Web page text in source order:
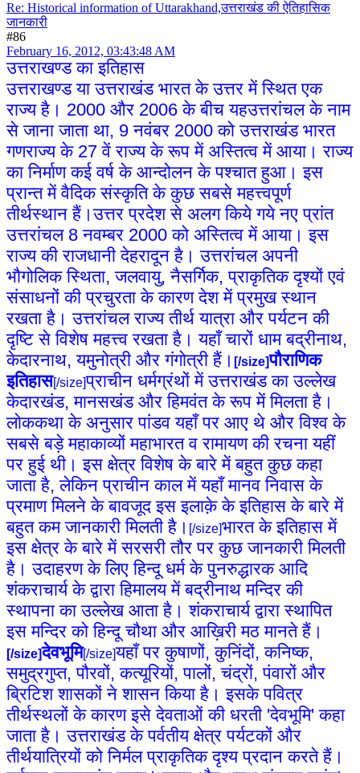
Re: Historical information of Uttarakhand,उत्तराखंड की ऐतिहासिक
जानकारी
#86
February 16, 2012, 03:43:48 AM
उत्तराखण्ड का इतिहास
उत्तराखण्ड या उत्तराखंड भारत के उत्तर में स्थित एक
राज्य है। 2000 और 2006 के बीच यहउत्तरांचल के नाम
से जाना जाता था, 9 नवंबर 2000 को उत्तराखंड भारत
गणराज्य के 27 वें राज्य के रूप में अस्तित्व में आया। राज्य
का निर्माण कई वर्ष के आन्दोलन के पश्चात हुआ। इस
प्रान्त में वैदिक संस्कृति के कुछ सबसे महत्त्वपूर्ण
तीर्थस्थान हैं।उत्तर प्रदेश से अलग किये गये नए प्रांत
उत्तरांचल 8 नवम्बर 2000 को अस्तित्व में आया। इस
राज्य की राजधानी देहरादून है। उत्तरांचल अपनी
भौगोलिक स्थिता, जलवायु, नैसर्गिक, प्राकृतिक दृश्यों एवं
संसाधनों की प्रचुरता के कारण देश में प्रमुख स्थान
रखता है। उत्तरांचल राज्य तीर्थ यात्रा और पर्यटन की
दृष्टि से विशेष महत्त्व रखता है। यहाँ चारों धाम बद्रीनाथ,
केदारनाथ, यमुनोत्री और गंगोत्री हैं। [/size]पौराणिक
इतिहास[/size]प्राचीन धर्मग्रंथों में उत्तराखंड का उल्लेख
केदारखंड, मानसखंड और हिमवंत के रूप में मिलता है।
लोककथा के अनुसार पांडव यहाँ पर आए थे और विश्व के
सबसे बड़े महाकाव्यों महाभारत व रामायण की रचना यहीं
पर हुई थी। इस क्षेत्र विशेष के बारे में बहुत कुछ कहा
जाता है, लेकिन प्राचीन काल में यहाँ मानव निवास के
प्रमाण मिलने के बावजूद इस इलाक़े के इतिहास के बारे में
बहुत कम जानकारी मिलती है। [/size]भारत के इतिहास में
इस क्षेत्र के बारे में सरसरी तौर पर कुछ जानकारी मिलती
है। उदाहरण के लिए हिन्दू धर्म के पुनरुद्धारक आदि
शंकराचार्य के द्वारा हिमालय में बद्रीनाथ मन्दिर की
स्थापना का उल्लेख आता है। शंकराचार्य द्वारा स्थापित
इस मन्दिर को हिन्दू चौथा और आख़िरी मठ मानते हैं।
[/size]देवभूमि[/size]यहाँ पर कुषाणों, कुनिंदों, कनिष्क,
समुद्रगुप्त, पौरवों, कत्यूरियों, पालों, चंद्रों, पंवारों और
ब्रिटिश शासकों ने शासन किया है। इसके पवित्र
तीर्थस्थलों के कारण इसे देवताओं की धरती 'देवभूमि' कहा
जाता है। उत्तराखंड के पर्वतीय क्षेत्र पर्यटकों और
तीर्थयात्रियों को निर्मल प्राकृतिक दृश्य प्रदान करते हैं।